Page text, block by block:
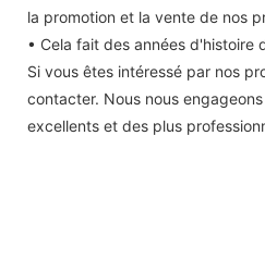
la promotion et la vente de nos
• Cela fait des années d'histoire
Si vous êtes intéressé par nos
contacter. Nous nous
excellents et des plus